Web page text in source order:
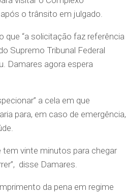
o trânsito em julgado.
que “a solicitação faz referência
Supremo Tribunal Federal
Damares agora espera
a cela em que
para, em caso de emergência,
tem vinte minutos para chegar
disse Damares.
da pena em regime